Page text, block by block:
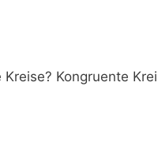
Kongruente